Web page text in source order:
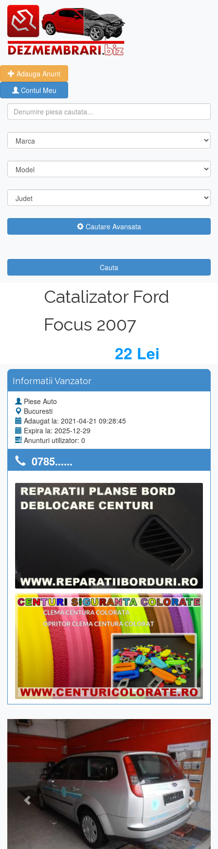
Adauga Anunt
Contul Meu
Cautare Avansata
Cauta
Catalizator Ford
Focus 2007
22 Lei
Informatii Vanzator
Piese Auto
Bucuresti
Adaugat la: 2021-04-21 09:28:45
Expira la: 2025-12-29
Anunturi utilizator: 0
0785......
Previous Next